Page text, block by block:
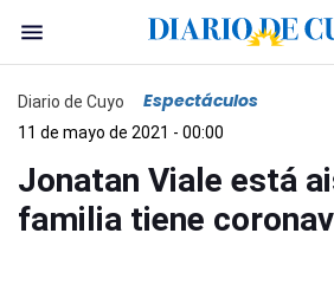
Diario de Cuyo Espectáculos
11 de mayo de 2021 - 00:00
Jonatan Viale está
familia tiene